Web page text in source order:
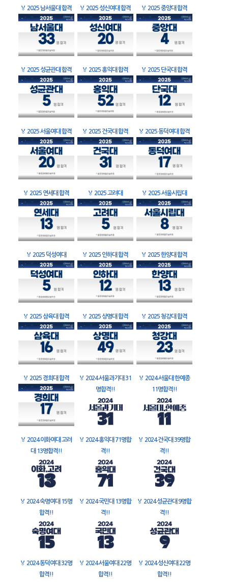
🏅 2025 남서울대 합격 🏅 2025 성신여대 합격 🏅 2025 중앙대 합격
🏅 2025 성균관대 합격 🏅 2025 홍익대 합격 🏅 2025 단국대 합격
🏅 2025 서울여대 합격 🏅 2025 건국대 합격 🏅 2025 동덕여대 합격
🏅 2025 연세대 합격 🏅 2025 고려대 🏅 2025 서울시립대
🏅 2025 덕성여대 🏅 2025 인하대 합격 🏅 2025 한양대 합격
🏅 2025 삼육대 합격 🏅 2025 상명대 합격 🏅 2025 청강대 합격
🏅 2025 경희대 합격 🏅 2024 서울과기대 31
명합격!!
🏅 2024 서울대 한예종
11명합격!!
🏅 2024 이화여대 고려
대 13명합격!!
🏅 2024 홍익대 71명합
격!!
🏅 2024 건국대 39명합
격!!
🏅 2024 숙명여대 15명
합격!!
🏅 2024 국민대 13명합
격!!
🏅 2024 성균관대 9명합
격!!
🏅 2024 동덕여대 32명
합격!!
🏅 2024 서울여대 22명
합격!!
🏅 2024 성신여대 22명
합격!!